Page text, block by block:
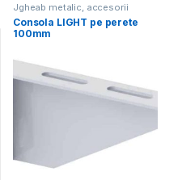
Jgheab metalic, accesorii
Consola LIGHT pe perete
100mm